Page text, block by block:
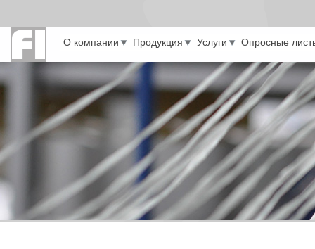
О компании Продукция Услуги Опросные